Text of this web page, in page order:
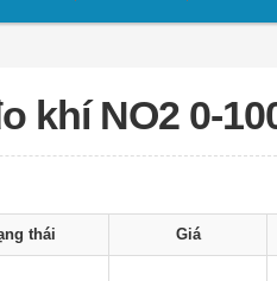
khí NO2 0-
thái Giá